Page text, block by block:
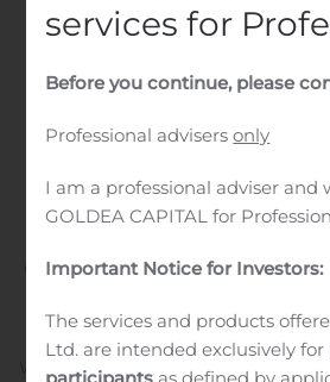
hyväksyntöjen
määrän
liikkeeseen
osakkeista –
tarjousaika
Written by Customer Service
services for
Before you continue, please
Professional advisersonly
I am a professional adviser and
GOLDEA CAPITAL for
Important Notice for Investors:
The services and products
Ltd. are intended exclusively for
participants as defined by